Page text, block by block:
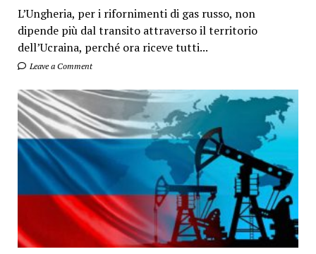
L’Ungheria, per i rifornimenti di gas russo, non
dipende più dal transito attraverso il territorio
dell’Ucraina, perché ora riceve tutti...
Leave a Comment